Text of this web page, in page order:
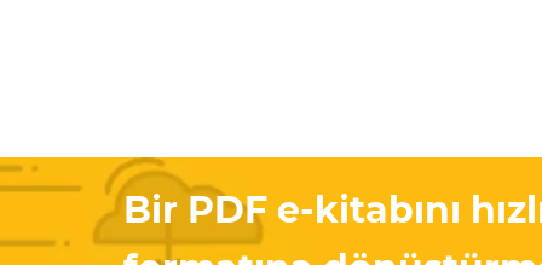
Bir PDF e-kitabını